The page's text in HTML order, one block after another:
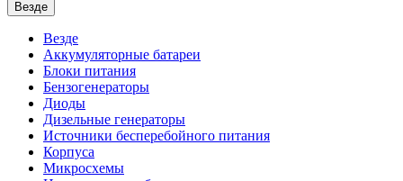
Везде
Везде
Аккумуляторные батареи
Блоки питания
Бензогенераторы
Диоды
Дизельные генераторы
Источники бесперебойного питания
Корпуса
Микросхемы